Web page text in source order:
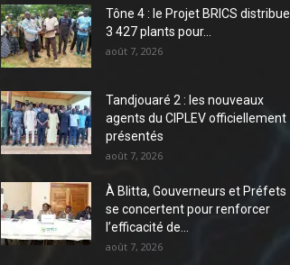
Tône 4 : le Projet BRICS distribue
3 427 plants pour...
août 7, 2026
Tandjouaré 2 : les nouveaux
agents du CIPLEV officiellement
présentés
août 7, 2026
À Blitta, Gouverneurs et Préfets
se concertent pour renforcer
l’efficacité de...
août 7, 2026